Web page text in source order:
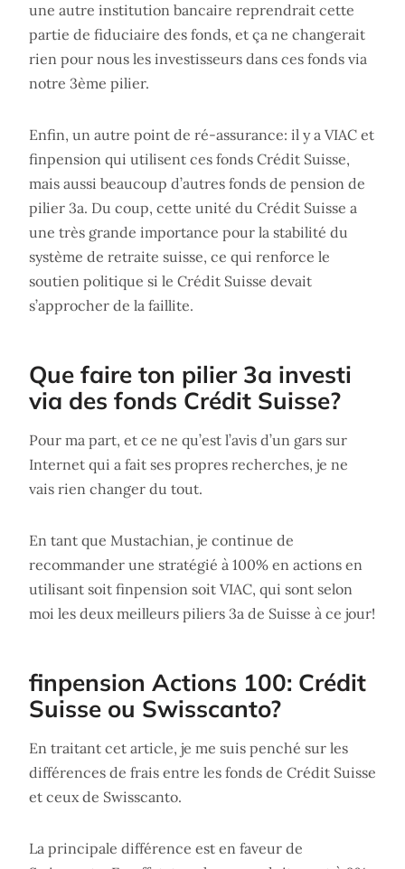
une autre institution bancaire reprendrait cette
partie de fiduciaire des fonds, et ça ne changerait
rien pour nous les investisseurs dans ces fonds via
notre 3ème pilier.
Enfin, un autre point de ré-assurance: il y a VIAC et
finpension qui utilisent ces fonds Crédit Suisse,
mais aussi beaucoup d’autres fonds de pension de
pilier 3a. Du coup, cette unité du Crédit Suisse a
une très grande importance pour la stabilité du
système de retraite suisse, ce qui renforce le
soutien politique si le Crédit Suisse devait
s’approcher de la faillite.
Que faire ton pilier 3a investi
via des fonds Crédit Suisse?
Pour ma part, et ce ne qu’est l’avis d’un gars sur
Internet qui a fait ses propres recherches, je ne
vais rien changer du tout.
En tant que Mustachian, je continue de
recommander une stratégié à 100% en actions en
utilisant soit finpension soit VIAC, qui sont selon
moi les deux meilleurs piliers 3a de Suisse à ce jour!
finpension Actions 100: Crédit
Suisse ou Swisscanto?
En traitant cet article, je me suis penché sur les
différences de frais entre les fonds de Crédit Suisse
et ceux de Swisscanto.
La principale différence est en faveur de